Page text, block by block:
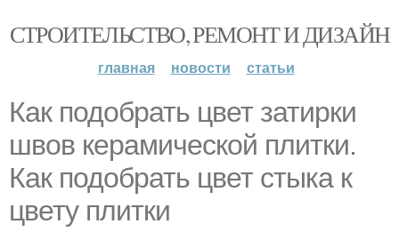
СТРОИТЕЛЬСТВО, РЕМОНТ И ДИЗАЙН
главная новости статьи
Как подобрать цвет затирки
швов керамической плитки.
Как подобрать цвет стыка к
цвету плитки